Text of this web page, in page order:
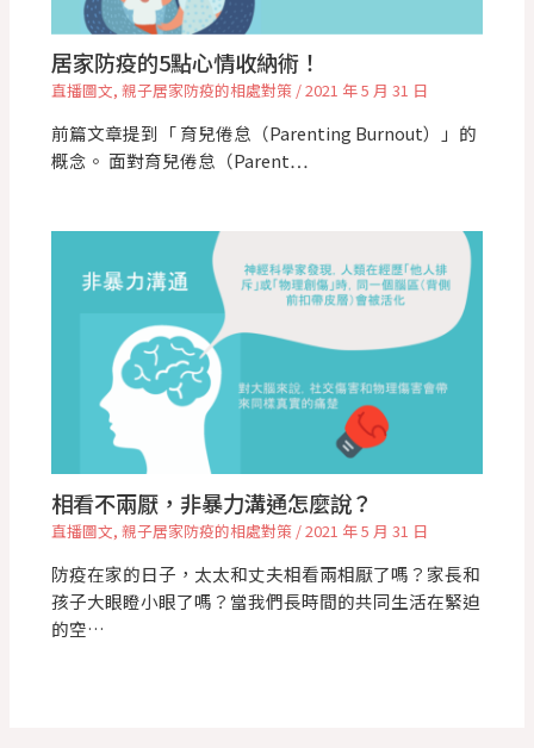
居家防疫的5點心情收納術！
直播圖文, 親子居家防疫的相處對策/2021 年 5 月 31 日
前篇文章提到「 育兒倦怠（Parenting Burnout）」的
概念。 面對育兒倦怠（Parent…
相看不兩厭，非暴力溝通怎麼說？
直播圖文, 親子居家防疫的相處對策/2021 年 5 月 31 日
防疫在家的日子，太太和丈夫相看兩相厭了嗎？家長和
孩子大眼瞪小眼了嗎？當我們長時間的共同生活在緊迫
的空…